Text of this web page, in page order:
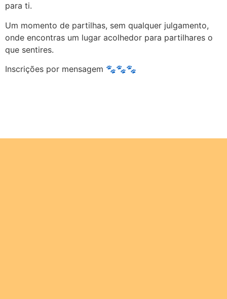
para ti.
Um momento de partilhas, sem qualquer julgamento,
onde encontras um lugar acolhedor para partilhares o
que sentires.
Inscrições por mensagem 🐾🐾🐾